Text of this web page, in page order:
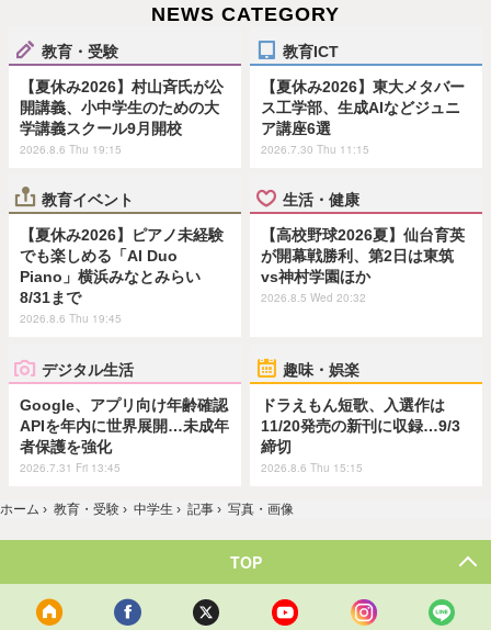
NEWS CATEGORY
教育・受験
【夏休み2026】村山斉氏が公
開講義、小中学生のための大
学講義スクール9月開校
2026.8.6 Thu 19:15
教育ICT
【夏休み2026】東大メタバー
ス工学部、生成AIなどジュニ
ア講座6選
2026.7.30 Thu 11:15
教育イベント
【夏休み2026】ピアノ未経験
でも楽しめる「AI Duo
Piano」横浜みなとみらい
8/31まで
2026.8.6 Thu 19:45
生活・健康
【高校野球2026夏】仙台育英
が開幕戦勝利、第2日は東筑
vs神村学園ほか
2026.8.5 Wed 20:32
デジタル生活
Google、アプリ向け年齢確認
APIを年内に世界展開…未成年
者保護を強化
2026.7.31 Fri 13:45
趣味・娯楽
ドラえもん短歌、入選作は
11/20発売の新刊に収録…9/3
締切
2026.8.6 Thu 15:15
ホーム › 教育・受験 › 中学生 › 記事 › 写真・画像
TOP